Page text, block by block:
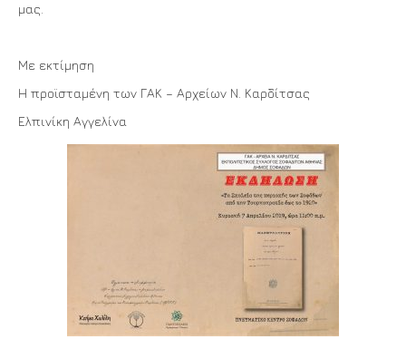
μας.
Με εκτίμηση
Η προϊσταμένη των ΓΑΚ – Αρχείων Ν. Καρδίτσας
Ελπινίκη Αγγελίνα